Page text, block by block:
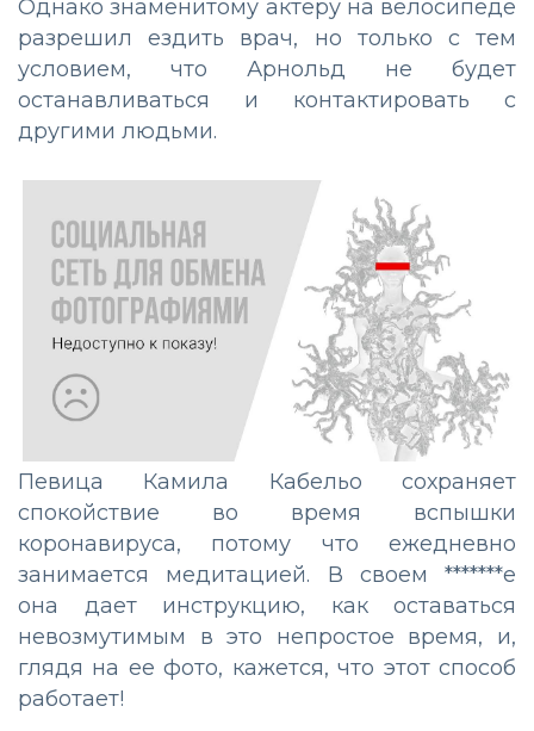
Однако знаменитому актеру на велосипеде
разрешил ездить врач, но только с тем
условием, что Арнольд не будет
останавливаться и контактировать с
другими людьми.
Певица Камила Кабельо сохраняет
спокойствие во время вспышки
коронавируса, потому что ежедневно
занимается медитацией. В своем *******е
она дает инструкцию, как оставаться
невозмутимым в это непростое время, и,
глядя на ее фото, кажется, что этот способ
работает!